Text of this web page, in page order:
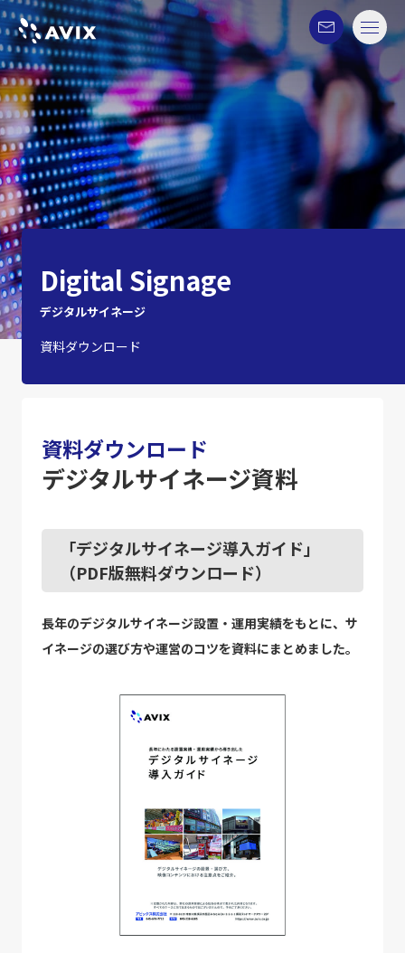
Digital Signage
デジタルサイネージ
資料ダウンロード
資料ダウンロード
デジタルサイネージ資料
「デジタルサイネージ導入ガイド」
（PDF版無料ダウンロード）
長年のデジタルサイネージ設置・運用実績をもとに、サ
イネージの選び方や運営のコツを資料にまとめました。